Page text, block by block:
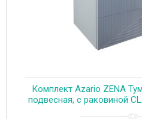
Комплект Azario ZENA
подвесная, с раковиной